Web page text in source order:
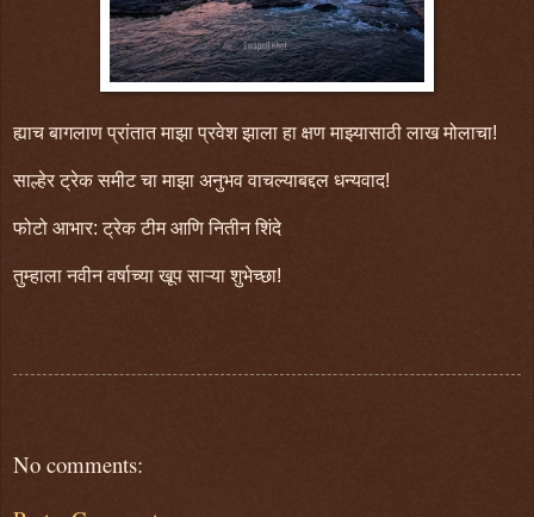
ह्याच बागलाण प्रांतात माझा प्रवेश झाला हा क्षण माझ्यासाठी लाख मोलाचा!
साल्हेर ट्रेक समीट चा माझा अनुभव वाचल्याबद्दल धन्यवाद!
फोटो आभार: ट्रेक टीम आणि नितीन शिंदे
तुम्हाला नवीन वर्षाच्या खूप साऱ्या शुभेच्छा!
No comments: